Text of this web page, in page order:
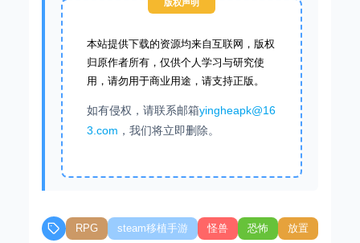
版权声明
本站提供下载的资源均来自互联网，版权
归原作者所有，仅供个人学习与研究使
用，请勿用于商业用途，请支持正版。
如有侵权，请联系邮箱yingheapk@16
3.com ，我们将立即删除。
RPG steam移植手游 怪兽 恐怖 放置